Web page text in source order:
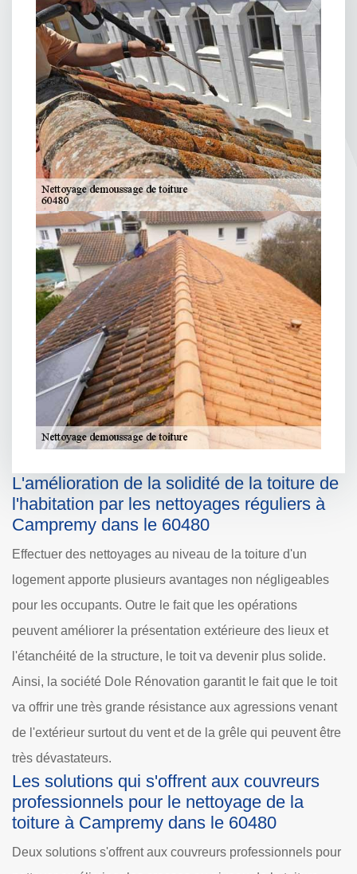
L'amélioration de la solidité de la toiture de
l'habitation par les nettoyages réguliers à
Campremy dans le 60480
Effectuer des nettoyages au niveau de la toiture d'un
logement apporte plusieurs avantages non négligeables
pour les occupants. Outre le fait que les opérations
peuvent améliorer la présentation extérieure des lieux et
l'étanchéité de la structure, le toit va devenir plus solide.
Ainsi, la société Dole Rénovation garantit le fait que le toit
va offrir une très grande résistance aux agressions venant
de l'extérieur surtout du vent et de la grêle qui peuvent être
très dévastateurs.
Les solutions qui s'offrent aux couvreurs
professionnels pour le nettoyage de la
toiture à Campremy dans le 60480
Deux solutions s'offrent aux couvreurs professionnels pour